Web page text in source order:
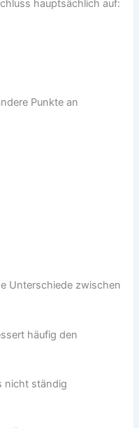
hauptsächlich auf:
Punkte an
Unterschiede zwischen
häufig den
nicht ständig